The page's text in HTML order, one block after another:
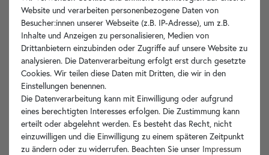
Unikat FMCSb2.128 in den Warenkorb
Website und verarbeiten personenbezogene Daten von
Besucher:innen unserer Webseite (z.B. IP-Adresse), um z.B.
Inhalte und Anzeigen zu personalisieren, Medien von
Drittanbietern einzubinden oder Zugriffe auf unsere Website zu
analysieren. Die Datenverarbeitung erfolgt erst durch gesetzte
Cookies. Wir teilen diese Daten mit Dritten, die wir in den
Einstellungen benennen.
Die Datenverarbeitung kann mit Einwilligung oder aufgrund
eines berechtigten Interesses erfolgen. Die Zustimmung kann
erteilt oder abgelehnt werden. Es besteht das Recht, nicht
einzuwilligen und die Einwilligung zu einem späteren Zeitpunkt
zu ändern oder zu widerrufen. Beachten Sie unser Impressum